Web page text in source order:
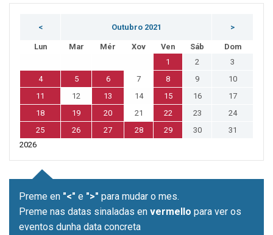
< Outubro 2021 >
Lun Mar Mér Xov Ven Sáb
Dom
1
2
3
4
5 6 7 8 9
10
11
12 13 14 15 16
17
18
19 20 21 22 23
24
25
26 27 28 29 30
31
2026
Preme en "<" e ">" para mudar o mes.
Preme nas datas sinaladas en vermello para ver os
eventos dunha data concreta